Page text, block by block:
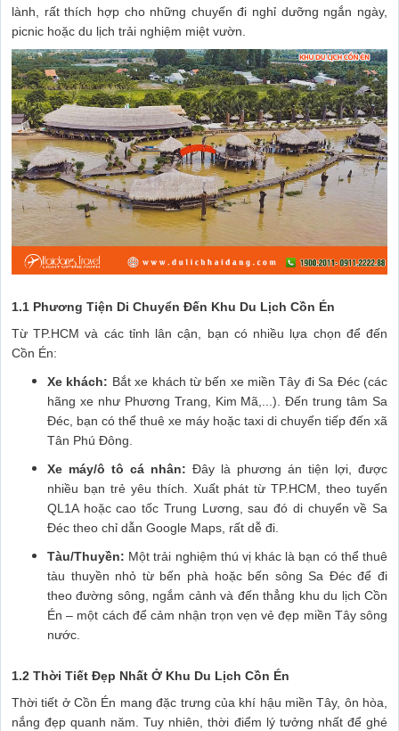
lành, rất thích hợp cho những chuyến đi nghỉ dưỡng ngắn ngày,
picnic hoặc du lịch trải nghiệm miệt vườn.
1.1 Phương Tiện Di Chuyển Đến Khu Du Lịch Cồn Én
Từ TP.HCM và các tỉnh lân cận, bạn có nhiều lựa chọn để đến
Cồn Én:
Xe khách: Bắt xe khách từ bến xe miền Tây đi Sa Đéc (các
hãng xe như Phương Trang, Kim Mã,...). Đến trung tâm Sa
Đéc, bạn có thể thuê xe máy hoặc taxi di chuyển tiếp đến xã
Tân Phú Đông.
Xe máy/ô tô cá nhân: Đây là phương án tiện lợi, được
nhiều bạn trẻ yêu thích. Xuất phát từ TP.HCM, theo tuyến
QL1A hoặc cao tốc Trung Lương, sau đó di chuyển về Sa
Đéc theo chỉ dẫn Google Maps, rất dễ đi.
Tàu/Thuyền: Một trải nghiệm thú vị khác là bạn có thể thuê
tàu thuyền nhỏ từ bến phà hoặc bến sông Sa Đéc để đi
theo đường sông, ngắm cảnh và đến thẳng khu du lịch Cồn
Én – một cách để cảm nhận trọn vẹn vẻ đẹp miền Tây sông
nước.
1.2 Thời Tiết Đẹp Nhất Ở Khu Du Lịch Cồn Én
Thời tiết ở Cồn Én mang đặc trưng của khí hậu miền Tây, ôn hòa,
nắng đẹp quanh năm. Tuy nhiên, thời điểm lý tưởng nhất để ghé